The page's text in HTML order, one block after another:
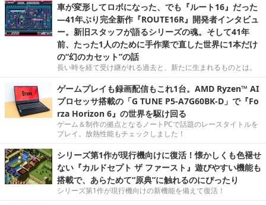
車が変形してロボになった、でも『ルート16』だった
―41年ぶり完全新作『ROUTE16R』開発者インタビュ
ー。新旧スタッフが語るシリーズの魂。そして41年
前、たった1人のために手作業で直した世界に1本だけ
の“幻のカセット”の話
長い時を経て受け継がれる過去と、新たに生まれるものとは。
ゲームプレイも録画配信もこれ1台。AMD Ryzen™ AI
プロセッサ搭載の「G TUNE P5-A7G60BK-D」で『Fo
rza Horizon 6』の世界を駆け回る
ゲーム＆制作の拠点となるノートPCで話題のレースタイトルを
プレイ。放熱性能もチェックしました！
シリーズ第1作が現行機向けに復活！懐かしくも色褪せ
ない『カルドセプト ザ ファースト』遊びやすい機能も
搭載で、あらためて“原典”に触れるのにぴったり
シリーズ第1作が現行機向けの新機能を備えて復活！